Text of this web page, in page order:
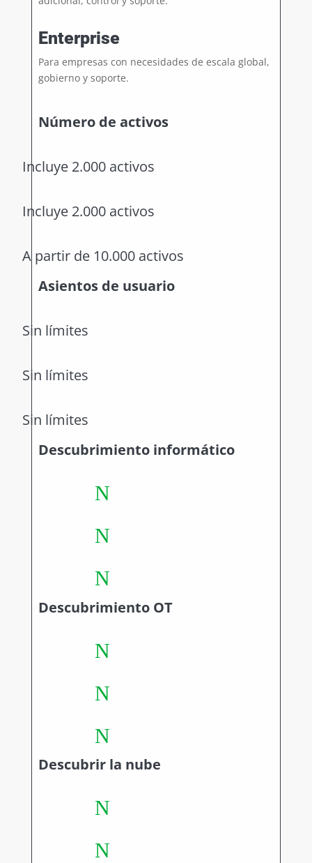
Enterprise
Para empresas con necesidades de escala global,
gobierno y soporte.
Número de activos
Incluye 2.000 activos
Incluye 2.000 activos
A partir de 10.000 activos
Asientos de usuario
Sin límites
Sin límites
Sin límites
Descubrimiento informático
N
N
N
Descubrimiento OT
N
N
N
Descubrir la nube
N
N